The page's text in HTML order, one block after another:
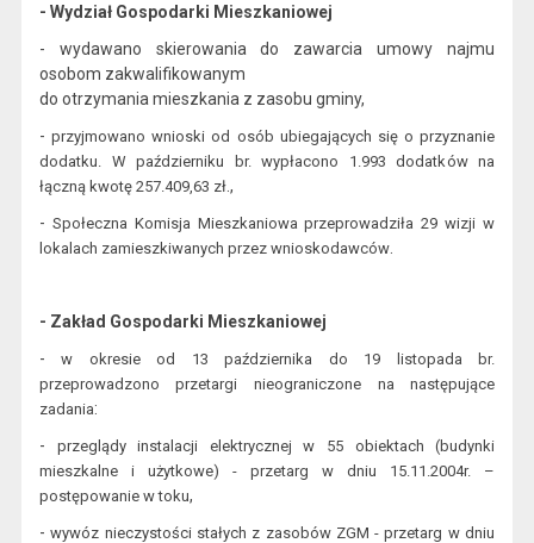
- Wydział Gospodarki Mieszkaniowej
- wydawano skierowania do zawarcia umowy najmu
osobom zakwalifikowanym
do otrzymania mieszkania z zasobu gminy,
-przyjmowano wnioski od osób ubiegających się o przyznanie
dodatku. W październiku br. wypłacono 1.993 dodatków na
łączną kwotę 257.409,63 zł.,
- Społeczna Komisja Mieszkaniowa przeprowadziła 29 wizji w
lokalach zamieszkiwanych przez wnioskodawców.
- Zakład Gospodarki Mieszkaniowej
-w okresie od 13 października do 19 listopada
br.
przeprowadzono przetargi nieograniczone na następujące
zadania:
- przeglądy instalacji elektrycznej w 55 obiektach (budynki
mieszkalne i użytkowe) - przetarg w dniu 15.1 1.2004r. –
postępowanie w toku,
-wywóz nieczystości stałych z zasobów ZGM - przetarg w dniu